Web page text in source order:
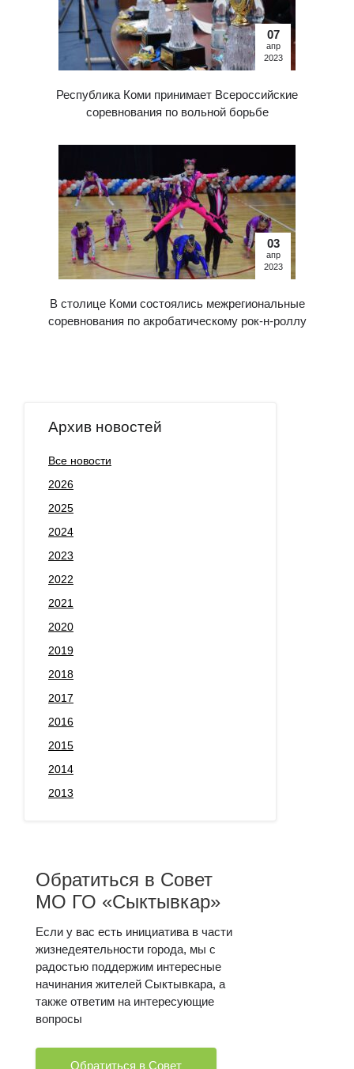
Республика Коми принимает Всероссийские
соревнования по вольной борьбе
07
апр
2023
В столице Коми состоялись межрегиональные
соревнования по акробатическому рок-н-роллу
03
апр
2023
Архив новостей
Все новости
2026
2025
2024
2023
2022
2021
2020
2019
2018
2017
2016
2015
2014
2013
Обратиться в Совет
МО ГО «Сыктывкар»
Если у вас есть инициатива в части
жизнедеятельности города, мы с
радостью поддержим интересные
начинания жителей Сыктывкара, а
также ответим на интересующие
вопросы
Обратиться в Совет